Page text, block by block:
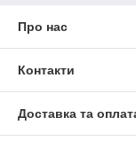
Про нас
Контакти
Доставка та